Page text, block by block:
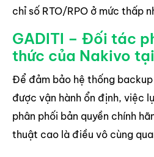
chỉ số RTO/RPO ở mức thấp
GADITI – Đối tác
thức của Nakivo
Để đảm bảo hệ thống
được vận hành ổn định, việc
phân phối bản quyền chính
thuật cao là điều vô cùng